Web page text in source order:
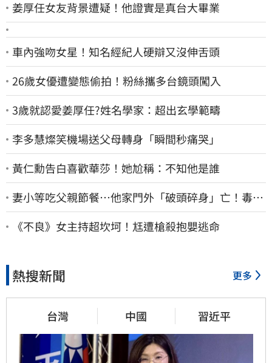
姜厚任女友背景遭疑！他證實是真台大畢業
車內強吻女星！知名經紀人硬辯又沒伸舌頭
26歲女優遭變態偷拍！粉絲攜多台鏡頭闖入
3歲就認愛姜厚任?姓名學家：超出玄學範疇
李多慧燦笑機場送父母轉身「瞬間秒痛哭」
黃仁勳告白喜歡華莎！她尬稱：不知他是誰
妻小等吃父親節餐⋯他家門外「破頭碎身」亡！毒駕
男一路向南撞死人收押
《不良》女主持超坎坷！尪遭槍殺抱嬰逃命
熱搜新聞 更多
台灣 中國 習近平